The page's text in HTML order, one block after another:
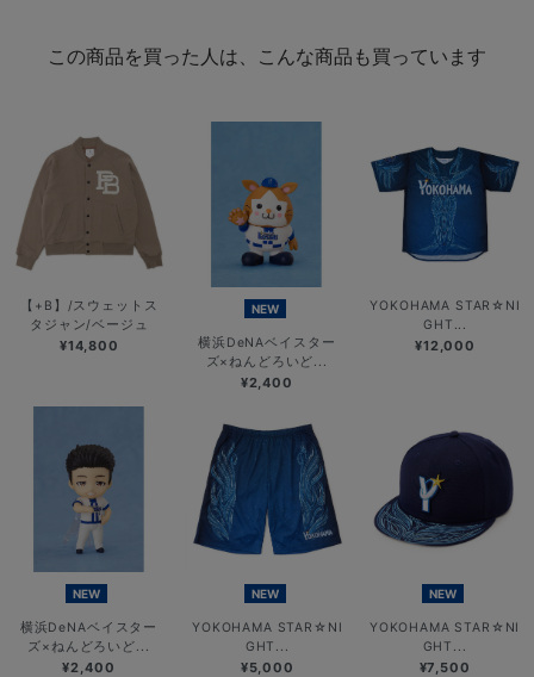
この商品を買った人は、こんな商品も買っています
【+B】/スウェットス
タジャン/ベージュ
¥14,800
NEW
横浜DeNAベイスター
ズ×ねんどろいど...
¥2,400
YOKOHAMA STAR☆NI
GHT...
¥12,000
NEW
横浜DeNAベイスター
ズ×ねんどろいど...
¥2,400
NEW
YOKOHAMA STAR☆NI
GHT...
¥5,000
NEW
YOKOHAMA STAR☆NI
GHT...
¥7,500